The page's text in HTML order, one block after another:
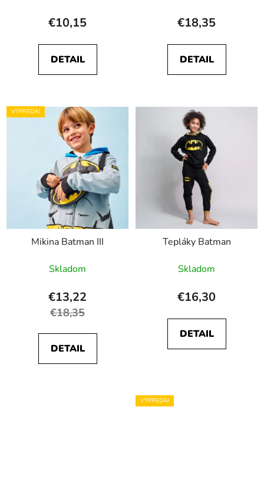
€10,15
DETAIL
€18,35
DETAIL
VÝPREDAJ
Mikina Batman III
Skladom
€13,22
€18,35
DETAIL
Tepláky Batman
Skladom
€16,30
DETAIL
VÝPREDAJ